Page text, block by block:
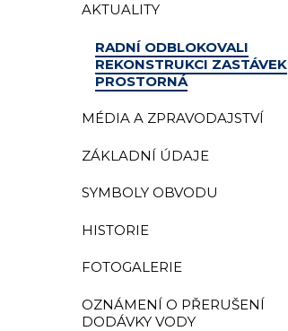
AKTUALITY
RADNÍ ODBLOKOVALI
REKONSTRUKCI ZASTÁVEK
PROSTORNÁ
MÉDIA A ZPRAVODAJSTVÍ
ZÁKLADNÍ ÚDAJE
SYMBOLY OBVODU
HISTORIE
FOTOGALERIE
OZNÁMENÍ O PŘERUŠENÍ
DODÁVKY VODY